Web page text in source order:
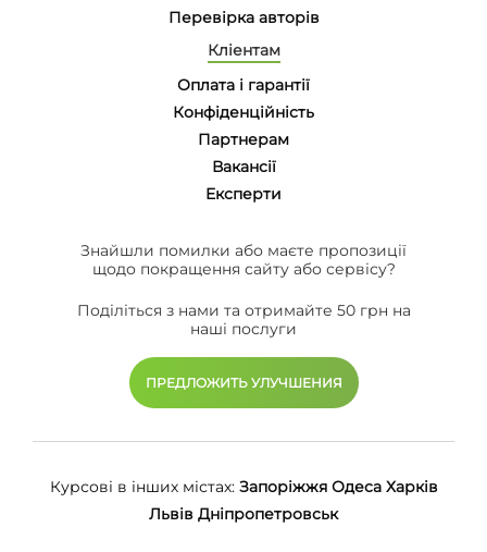
Перевірка авторів
Кліентам
Оплата і гарантії
Конфіденційність
Партнерам
Вакансії
Eксперти
Знайшли помилки або маєте пропозиції
щодо покращення сайту або сервісу?
Поділіться з нами та отримайте 50 грн на
наші послуги
ПРЕДЛОЖИТЬ УЛУЧШЕНИЯ
Курсові в інших містах: Запоріжжя Одеса Харків
Львів Дніпропетровськ